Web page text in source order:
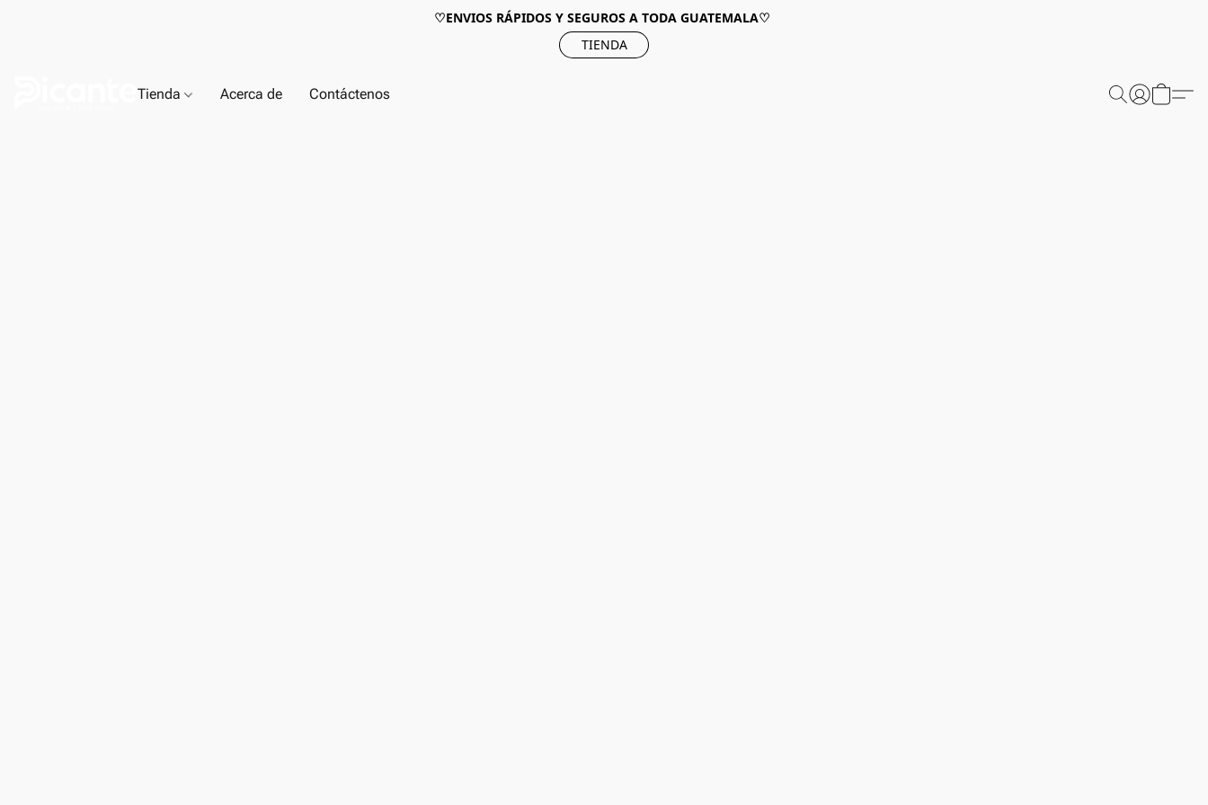
♡ENVIOS RÁPIDOS Y SEGUROS A TODA GUATEMALA♡
TIENDA
Tienda Acerca de Contáctenos